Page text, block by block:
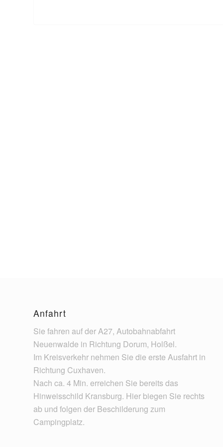
Anfahrt
Sie fahren auf der A27, Autobahnabfahrt
Neuenwalde in Richtung Dorum, Holßel.
Im Kreisverkehr nehmen Sie die erste Ausfahrt in
Richtung Cuxhaven.
Nach ca. 4 Min. erreichen Sie bereits das
Hinweisschild Kransburg. Hier biegen Sie rechts
ab und folgen der Beschilderung zum
Campingplatz.